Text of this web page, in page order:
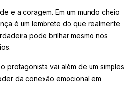
e a coragem. Em um mundo cheio
é um lembrete do que realmente
pode brilhar mesmo nos
protagonista vai além de um simples
da conexão emocional em